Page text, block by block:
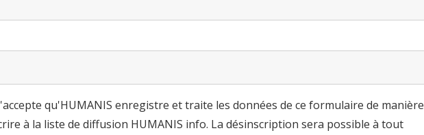
qu'HUMANIS enregistre et traite les données de ce formulaire de manière
à la liste de diffusion HUMANIS info. La désinscription sera possible à tout